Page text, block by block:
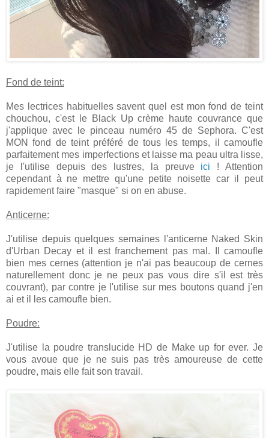
Fond de teint:
Mes lectrices habituelles savent quel est mon fond de teint
chouchou, c'est
le Black Up crème haute couvrance que
j'applique avec le pinceau numéro 45 de Sephora. C'est
MON fond de teint préféré de tous les temps, il camoufle
parfaitement mes imperfections et laisse ma peau ultra lisse,
je l'utilise depuis des lustres, la preuve ici ! Attention
cependant à ne mettre qu'une petite noisette car il peut
rapidement faire "masque" si on en abuse.
Anticerne:
J'utilise depuis quelques semaines l'anticerne Naked Skin
d'Urban Decay et il est franchement pas mal. Il camoufle
bien mes cernes (attention je n'ai pas beaucoup de cernes
naturellement donc je ne peux pas vous dire s'il est très
couvrant), par contre je l'utilise sur mes boutons quand j'en
ai et il les camoufle bien.
Poudre:
J'utilise la poudre translucide HD de Make up for ever. Je
vous avoue que je ne suis pas très amoureuse de cette
poudre, mais elle fait son travail.